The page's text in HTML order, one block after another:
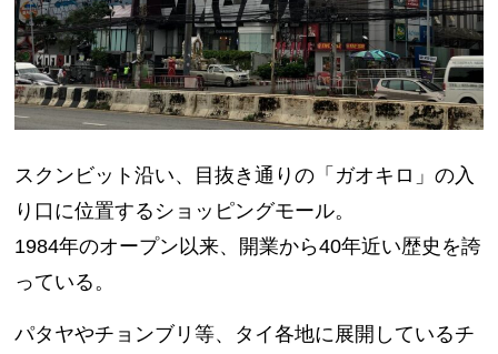
スクンビット沿い、目抜き通りの「ガオキロ」の入
り口に位置するショッピングモール。
1984年のオープン以来、開業から40年近い歴史を誇
っている。
パタヤやチョンブリ等、タイ各地に展開しているチ